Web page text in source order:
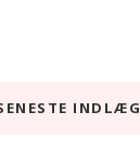
INDLÆG